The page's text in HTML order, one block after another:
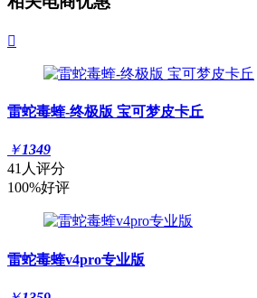

雷蛇毒蝰-终极版 宝可梦皮卡丘
￥1349
41人评分
100%好评
雷蛇毒蝰v4pro专业版